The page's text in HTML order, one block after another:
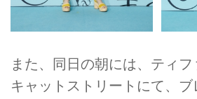
また、同日の朝には、ティ
キャットストリートにて、ブ